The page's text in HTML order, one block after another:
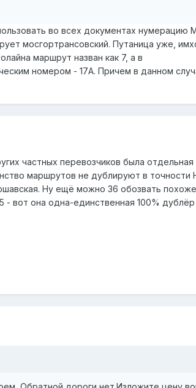
во всех документах нумерацию
мосгортрансовский. Путаница уже,
маршрут назван как 7, а в
номером - 17А. Причем в данном
частных перевозчиков была
маршрутов не дублируют в
Ну ещё можно 36 обозвать
- вот она одна-единственная 100%